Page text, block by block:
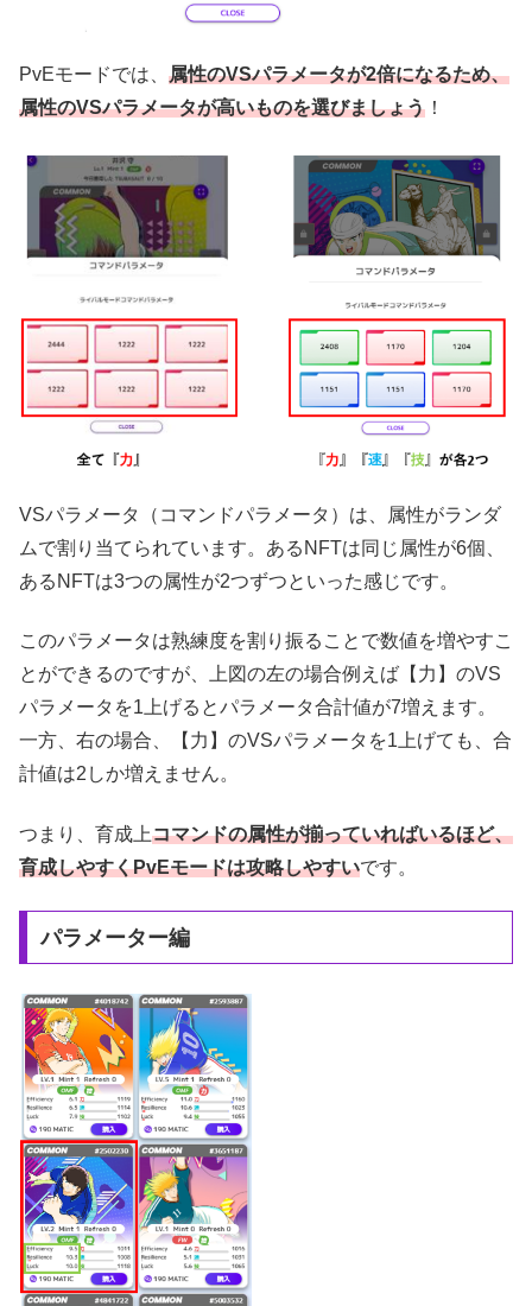
PvEモードでは、 属性のVSパラメータが2倍になるため、
属性のVSパラメータが高いものを選びましょう ！
VSパラメータ（コマンドパラメータ）は、属性がランダ
ムで割り当てられています。あるNFTは同じ属性が6個、
あるNFTは3つの属性が2つずつといった感じです。
このパラメータは熟練度を割り振ることで数値を増やすこ
とができるのですが、上図の左の場合例えば【力】のVS
パラメータを1上げるとパラメータ合計値が7増えます。
一方、右の場合、【力】のVSパラメータを1上げても、合
計値は2しか増えません。
つまり、育成上コマンドの属性が揃っていればいるほど、
育成しやすくPvEモードは攻略しやすいです。
パラメーター編